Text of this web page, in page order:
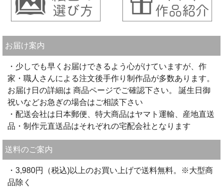
お届け案内
・少しでも早くお届けできるよう心がけていますが、作
家・職人さんによる注文後手作り制作品が多数あります。
お届け日の詳細は 商品ページでご確認下さい。 誕生日御
祝いなどお急ぎの場合はご相談下さい
・配送会社は日本郵便、特大商品はヤマト運輸、産地直送
品・制作元直送品はそれぞれの宅配会社となります
送料のご案内
・3,980円（税込)以上のお買い上げで送料無料。※大型商
品除く